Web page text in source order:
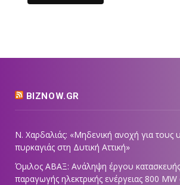
BIZNOW.GR
Ν. Χαρδαλιάς: «Μηδενική ανοχή για τους
πυρκαγιάς στη Δυτική Αττική»
Όμιλος ΑΒΑΞ: Ανάληψη έργου
παραγωγής ηλεκτρικής ενέργειας 800 ΜW